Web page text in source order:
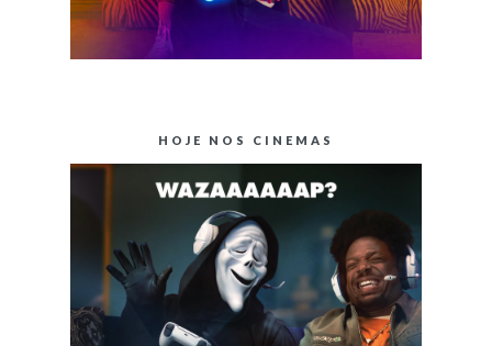
HOJE NOS CINEMAS